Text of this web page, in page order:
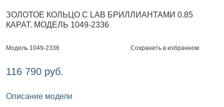
ЗОЛОТОЕ КОЛЬЦО С LAB БРИЛЛИАНТАМИ 0.85
КАРАТ. МОДЕЛЬ 1049-2336
Модель 1049-2336 Сохранить в избранном
116 790 руб.
Описание модели